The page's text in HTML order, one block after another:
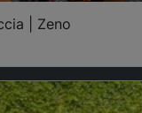
| Zeno